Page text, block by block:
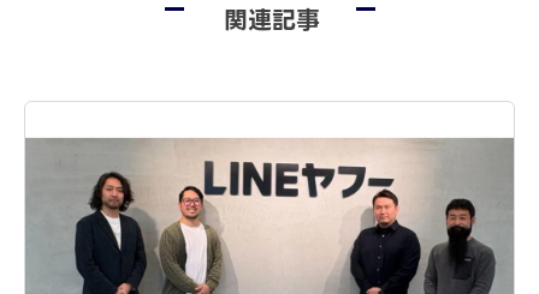
関連記事